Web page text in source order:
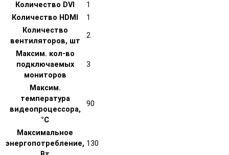
Количество DVI
1
Количество HDMI
1
Количество
вентиляторов, шт
2
Максим. кол-во
подключаемых
мониторов
3
Максим.
температура
видеопроцессора,
°C
90
Максимальное
энергопотребление, 130